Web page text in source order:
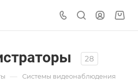
28
— Системы видеонаблюдения